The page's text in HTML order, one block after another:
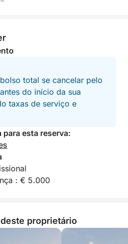
total se cancelar pelo
do início da sua
taxas de serviço e
esta reserva:
: € 5.000
proprietário